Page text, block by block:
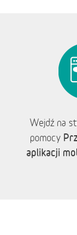
Wejdź na
pomocy
aplikacji